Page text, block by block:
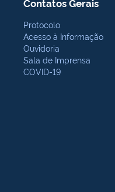
Protocolo
Acesso à Informação
Ouvidoria
Sala de Imprensa
COVID-19